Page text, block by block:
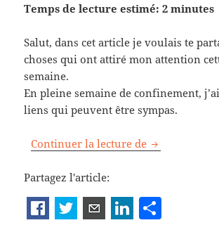
Temps de lecture estimé: 2 minutes
Salut, dans cet article je voulais te
choses qui ont attiré mon attention
semaine.
En pleine semaine de confinement,
liens qui peuvent être sympas.
Continuer la lecture de Les liens de
Partagez l'article: